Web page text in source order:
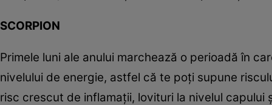
SCORPION
Primele luni ale anului marchează o perioadă în
nivelului de energie, astfel că te poţi supune
risc crescut de inflamaţii, lovituri la nivelul capului